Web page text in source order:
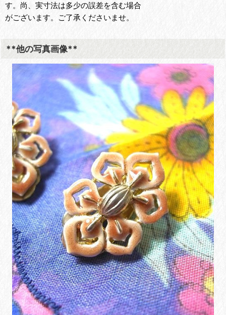
す。尚、実寸法は多少の誤差を含む場合
がございます。ご了承くださいませ。
**他の写真画像**